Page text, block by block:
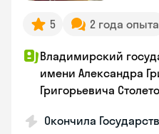
5 2 года опыта
Владимирский
имени Александра
Григорьевича
Окончила